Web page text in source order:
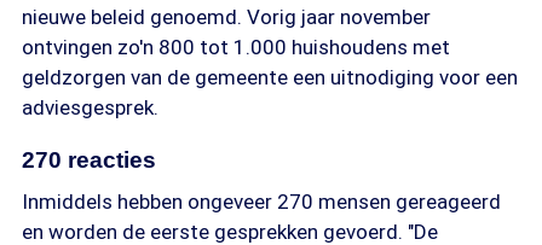
nieuwe beleid genoemd. Vorig jaar november
ontvingen zo'n 800 tot 1.000 huishoudens met
geldzorgen van de gemeente een uitnodiging voor een
adviesgesprek.
270 reacties
Inmiddels hebben ongeveer 270 mensen gereageerd
en worden de eerste gesprekken gevoerd. "De